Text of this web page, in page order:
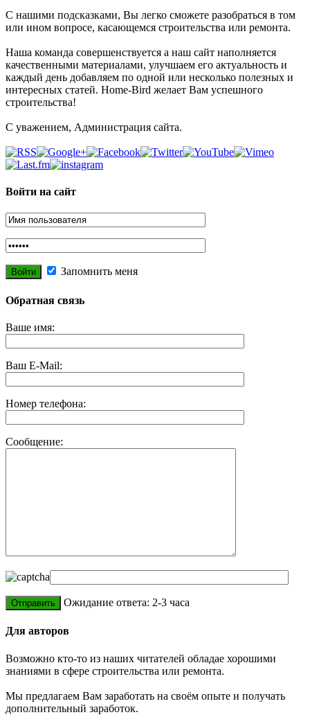
С нашими подсказками, Вы легко сможете разобраться в том
или ином вопросе, касающемся строительства или ремонта.
Наша команда совершенствуется а наш сайт наполняется
качественными материалами, улучшаем его актуальность и
каждый день добавляем по одной или несколько полезных и
интересных статей. Home-Bird желает Вам успешного
строительства!
С уважением, Администрация сайта.
Войти на сайт
Запомнить меня
Обратная связь
Ваше имя:
Ваш E-Mail:
Номер телефона:
Сообщение:
Ожидание ответа: 2-3 часа
Для авторов
Возможно кто-то из наших читателей обладае хорошими
знаниями в сфере строительства или ремонта.
Мы предлагаем Вам заработать на своём опыте и получать
дополнительный заработок.